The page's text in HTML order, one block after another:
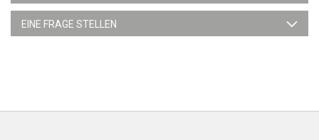
EINE FRAGE STELLEN